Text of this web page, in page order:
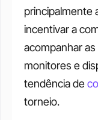
principalmente
incentivar a
acompanhar
monitores e
tendência de
torneio.